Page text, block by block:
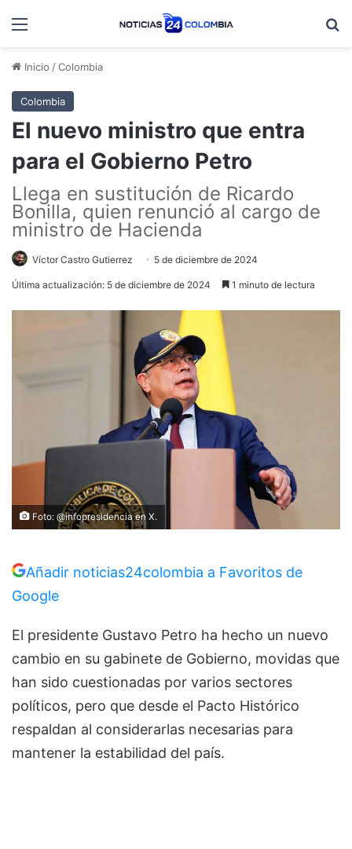
Menú
Inicio /Colombia
Colombia
El nuevo ministro que entra
para el Gobierno Petro
Llega en sustitución de Ricardo
Bonilla, quien renunció al cargo de
ministro de Hacienda
Víctor Castro Gutierrez 5 de diciembre de 2024
Última actualización: 5 de diciembre de 2024 1 minuto de lectura
Foto: @infopresidencia en X.
Añadir noticias24colombia a Favoritos de
Google
El presidente Gustavo Petro ha hecho un nuevo
cambio en su gabinete de Gobierno, movidas que
han sido cuestionadas por varios sectores
políticos, pero que desde el Pacto Histórico
respaldan al considerarlas necesarias para
mantener la estabilidad del país.